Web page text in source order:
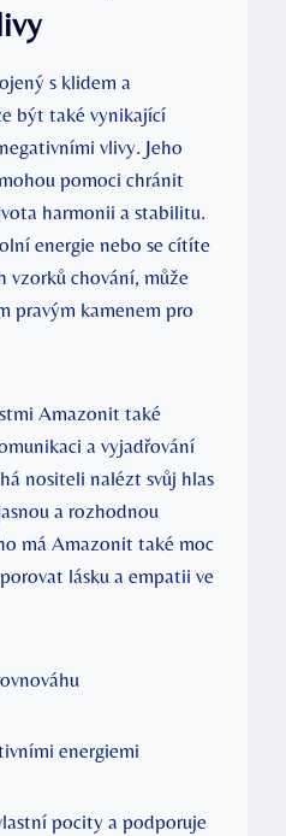
s klidem a
být také vynikající
vlivy. Jeho
pomoci chránit
harmonii a stabilitu.
energie nebo se cítíte
vzorků chování, může
pravým kamenem pro
Amazonit také
a vyjadřování
nositeli nalézt svůj hlas
a rozhodnou
má Amazonit také moc
lásku a empatii ve
energiemi
pocity a podporuje